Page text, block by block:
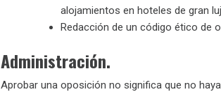
alojamientos en hoteles de gran
Redacción de un código ético de
Administración.
Aprobar una oposición no significa que no